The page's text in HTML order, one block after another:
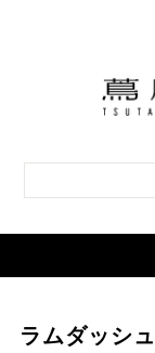
ラムダッシ